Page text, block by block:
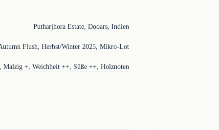
Putharjhora Estate, Dooars, Indien
Flush, Herbst/Winter 2025, Mikro-Lot
+, Weichheit ++, Süße ++, Holznoten